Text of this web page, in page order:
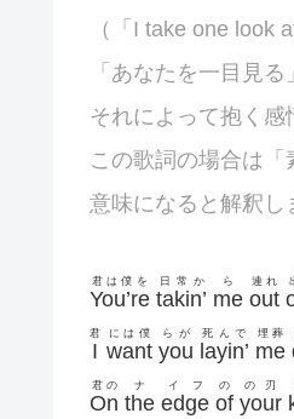
（「I take one look
「あなたを一目見
それによって抱く感
この歌詞の場合は
意味になると解釈し
You’re
君は僕を
takin’
日常か
me
ら
out
連れ
I
君
want
には僕
you
らが
layin’
死んで
me
埋葬
On
君の
the
ナ
edge
イフ
of
の
your
の刃